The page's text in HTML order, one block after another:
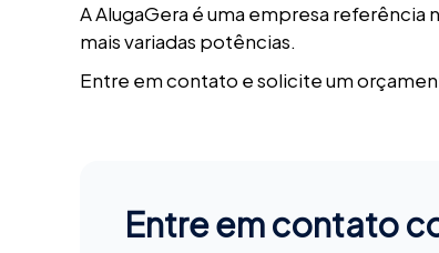
A AlugaGera é uma empresa
mais variadas potências.
Entre em contato e solicite um
Entre em contato